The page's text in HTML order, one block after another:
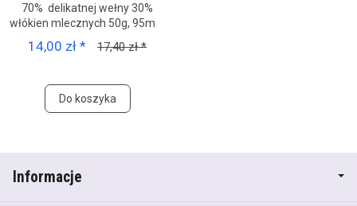
70% delikatnej wełny 30%
włókien mlecznych 50g, 95m
14,00 zł * 17,40 zł *
Do koszyka
Informacje